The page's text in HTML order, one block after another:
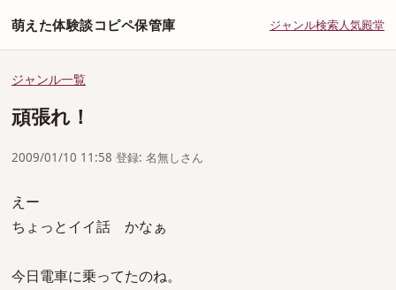
萌えた体験談コピペ保管庫 ジャンル検索人気殿堂
ジャンル一覧
頑張れ！
2009/01/10 11:58 登録: 名無しさん
えー
ちょっとイイ話 かなぁ
今日電車に乗ってたのね。